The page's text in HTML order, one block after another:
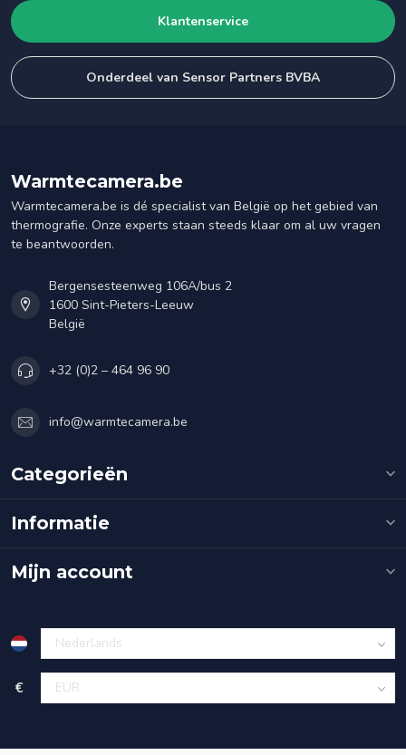
Klantenservice
Onderdeel van Sensor Partners BVBA
Warmtecamera.be
Warmtecamera.be is dé specialist van België op het gebied van
thermografie. Onze experts staan steeds klaar om al uw vragen
te beantwoorden.
Bergensesteenweg 106A/bus 2
1600 Sint-Pieters-Leeuw
België
+32 (0)2 – 464 96 90
info@warmtecamera.be
Categorieën
Informatie
Mijn account
€